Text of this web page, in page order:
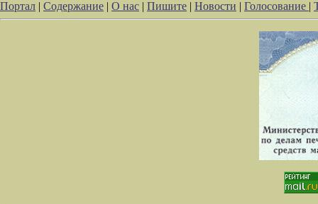
Портал | Содержание | О нас | Пишите | Новости | Голосование |